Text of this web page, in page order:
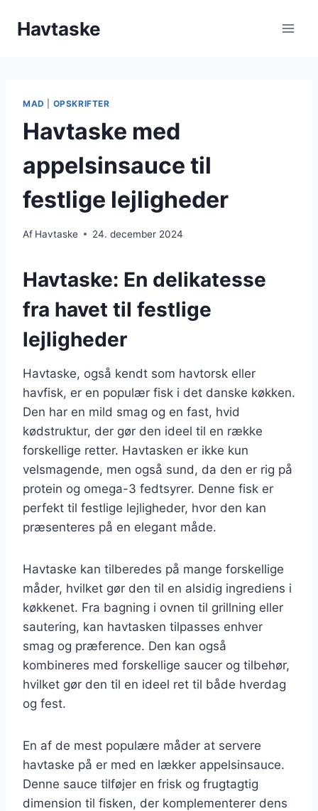
Havtaske
MAD OPSKRIFTER
Havtaske med
appelsinsauce til
festlige lejligheder
Af Havtaske 24. december 2024
Havtaske: En delikatesse
fra havet til festlige
lejligheder
Havtaske, også kendt som havtorsk eller
havfisk, er en populær fisk i det danske køkken.
Den har en mild smag og en fast, hvid
kødstruktur, der gør den ideel til en række
forskellige retter. Havtasken er ikke kun
velsmagende, men også sund, da den er rig på
protein og omega-3 fedtsyrer. Denne fisk er
perfekt til festlige lejligheder, hvor den kan
præsenteres på en elegant måde.
Havtaske kan tilberedes på mange forskellige
måder, hvilket gør den til en alsidig ingrediens i
køkkenet. Fra bagning i ovnen til grillning eller
sautering, kan havtasken tilpasses enhver
smag og præference. Den kan også
kombineres med forskellige saucer og tilbehør,
hvilket gør den til en ideel ret til både hverdag
og fest.
En af de mest populære måder at servere
havtaske på er med en lækker appelsinsauce.
Denne sauce tilføjer en frisk og frugtagtig
dimension til fisken, der komplementerer dens